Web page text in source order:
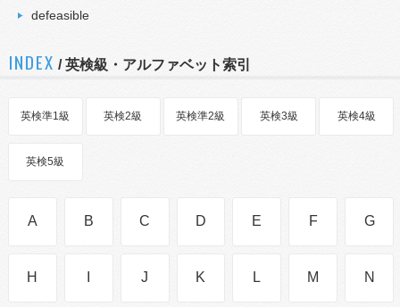
defeasible
INDEX / 英検級・アルファベット索引
英検準1級 英検2級 英検準2級 英検3級 英検4級
英検5級
A B C D E F G
H J K L M N